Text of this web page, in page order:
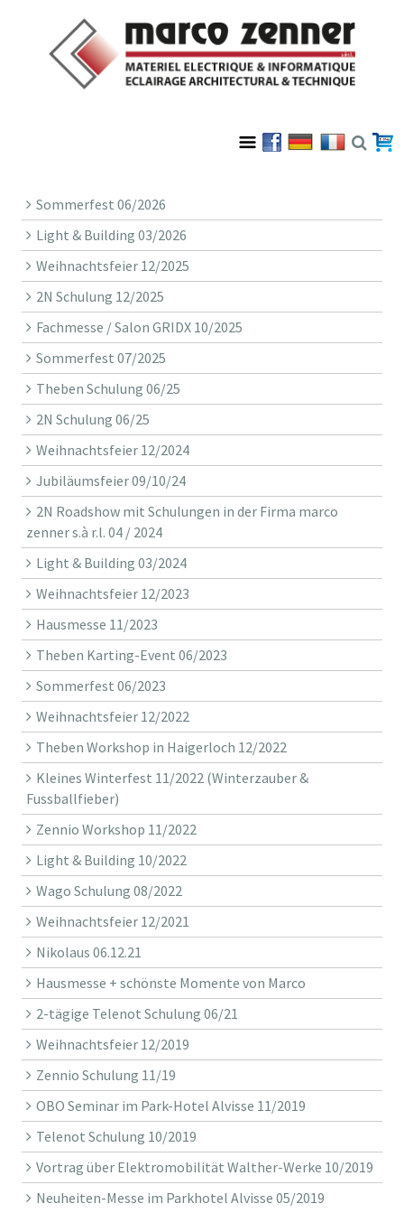
Sommerfest 06/2026
Light & Building 03/2026
Weihnachtsfeier 12/2025
2N Schulung 12/2025
Fachmesse / Salon GRIDX 10/2025
Sommerfest 07/2025
Theben Schulung 06/25
2N Schulung 06/25
Weihnachtsfeier 12/2024
Jubiläumsfeier 09/10/24
2N Roadshow mit Schulungen in der Firma marco
zenner s.à r.l. 04 / 2024
Light & Building 03/2024
Weihnachtsfeier 12/2023
Hausmesse 11/2023
Theben Karting-Event 06/2023
Sommerfest 06/2023
Weihnachtsfeier 12/2022
Theben Workshop in Haigerloch 12/2022
Kleines Winterfest 11/2022 (Winterzauber &
Fussballfieber)
Zennio Workshop 11/2022
Light & Building 10/2022
Wago Schulung 08/2022
Weihnachtsfeier 12/2021
Nikolaus 06.12.21
Hausmesse + schönste Momente von Marco
2-tägige Telenot Schulung 06/21
Weihnachtsfeier 12/2019
Zennio Schulung 11/19
OBO Seminar im Park-Hotel Alvisse 11/2019
Telenot Schulung 10/2019
Vortrag über Elektromobilität Walther-Werke 10/2019
Neuheiten-Messe im Parkhotel Alvisse 05/2019